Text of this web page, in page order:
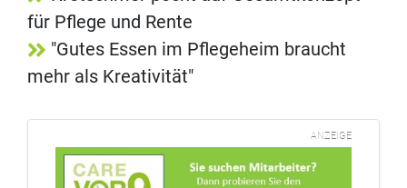
für Pflege und Rente
"Gutes Essen im Pflegeheim braucht
mehr als Kreativität"
ANZEIGE